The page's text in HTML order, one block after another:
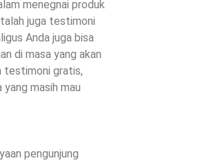
menegnai produk
juga testimoni
Anda juga bisa
di masa yang akan
testimoni gratis,
masih mau
pengunjung